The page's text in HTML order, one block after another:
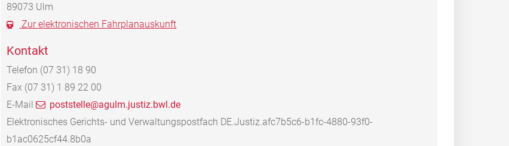
89073 Ulm
Zur elektronischen Fahrplanauskunft
Kontakt
Telefon (07 31) 18 90
Fax (07 31) 1 89 22 00
E-Mail
poststelle@agulm.justiz.bwl.de
Elektronisches Gerichts- und Verwaltungspostfach DE.Justiz.afc7b5c6-b1fc-4880-93f0-
b1ac0625cf44.8b0a